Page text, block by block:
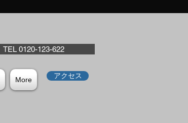
TEL 0120-123-622
More アクセス